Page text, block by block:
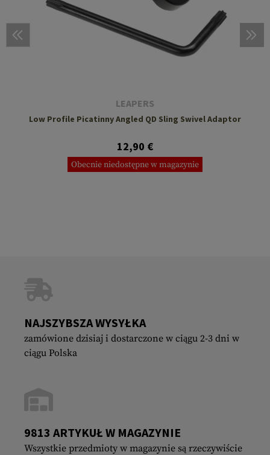
LEAPERS
Low Profile Picatinny Angled QD Sling Swivel Adaptor
12,90 €
Obecnie niedostępne w magazynie
NAJSZYBSZA WYSYŁKA
zamówione dzisiaj i dostarczone w ciągu 2-3 dni w
ciągu Polska
9813 ARTYKUŁ W MAGAZYNIE
Wszystkie przedmioty w magazynie są rzeczywiście